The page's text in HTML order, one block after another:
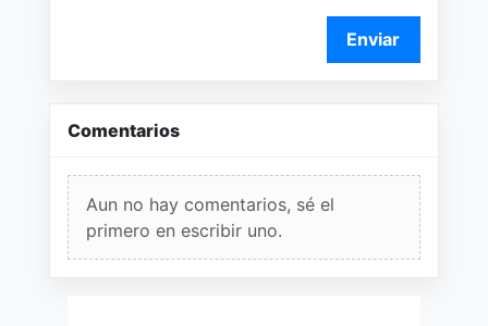
Enviar
Comentarios
Aun no hay comentarios, sé el
primero en escribir uno.